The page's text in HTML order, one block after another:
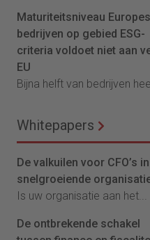
Maturiteitsniveau
bedrijven op gebied ESG-
criteria voldoet niet aan
EU
Bijna helft van bedrijven
Whitepapers
De valkuilen voor CFO’s in
snelgroeiende
Is uw organisatie aan het...
De ontbrekende schakel